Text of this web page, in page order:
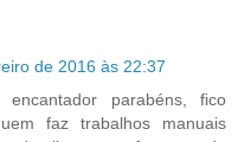
de 2016 às 22:37
parabéns, fico
faz trabalhos manuais